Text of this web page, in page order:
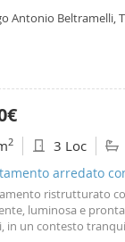
assicura
zona living,
bagno completo. Il
sono gli spazi
in buono stato ed è
comfort in ogni
Classe energetica g.
Antonio Beltramelli,
2 3 Loc
arredato
ristrutturato
luminosa e
in un contesto